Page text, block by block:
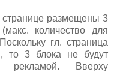
странице размещены 3
количество для
гл. страница
то 3 блока не будут
рекламой. Вверху